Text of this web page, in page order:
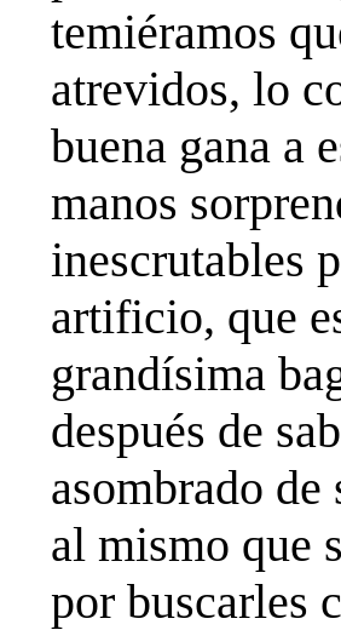
temiéramos
atrevidos, lo
buena gana a
manos
inescrutables
artificio, que
grandísima
después de
asombrado de
al mismo que
por buscarles